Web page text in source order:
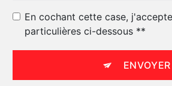
En cochant cette case,
particulières ci-dessous **
ENVOYER